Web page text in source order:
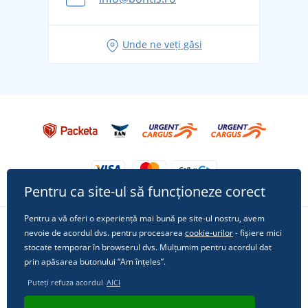
pentru vacanță fără griji
Tricoul preferat City în rol principal: ținute pentru
Unde ne veți găsi
Urmărește-ne pe rețelele sociale
Pentru ca site-ul să funcționeze corect
Pentru a vă oferi o experiență mai bună pe site-ul nostru, avem
nevoie de acordul dvs. pentru procesarea cookie-urilor- fișiere mici
stocate temporar în browserul dvs. Mulțumim pentru acordul dat
prin apăsarea butonului “Am înțeles”.
Puteți refuza acordul AICI